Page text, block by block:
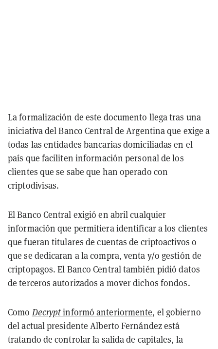
La formalización de este documento llega tras una
iniciativa del Banco Central de Argentina que exige a
todas las entidades bancarias domiciliadas en el
país que faciliten información personal de los
clientes que se sabe que han operado con
criptodivisas.
El Banco Central exigió en abril cualquier
información que permitiera identificar a los clientes
que fueran titulares de cuentas de criptoactivos o
que se dedicaran a la compra, venta y/o gestión de
criptopagos. El Banco Central también pidió datos
de terceros autorizados a mover dichos fondos.
Como Decryptinformó anteriormente, el gobierno
del actual presidente Alberto Fernández está
tratando de controlar la salida de capitales, la